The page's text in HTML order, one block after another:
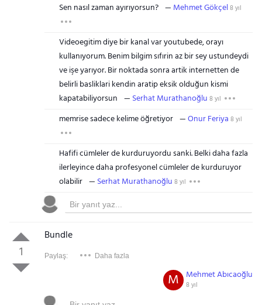
Sen nasıl zaman ayırıyorsun? Mehmet Gökçel8 yıl
Videoegitim diye bir kanal var youtubede, orayı
kullanıyorum. Benim bilgim sıfırin az bir sey ustundeydi
ve işe yarıyor. Bir noktada sonra artik internetten de
belirli basliklari kendin aratip eksik olduğun kismi
kapatabiliyorsun
Serhat Murathanoğlu 8 yıl
memrise sadece kelime öğretiyor Onur Feriya 8 yıl
Hafifi cümleler de kurduruyordu sanki. Belki daha fazla
ilerleyince daha profesyonel cümleler de kurduruyor
olabilir
Serhat Murathanoğlu 8 yıl
1
Bundle
Paylaş: Daha fazla
Mehmet Abıcaoğlu
8 yıl
M